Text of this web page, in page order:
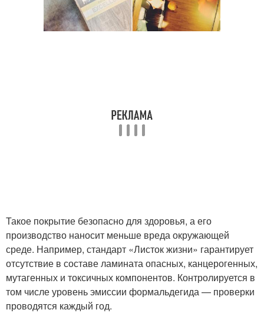
Такое покрытие безопасно для здоровья, а его
производство наносит меньше вреда окружающей
среде. Например, стандарт «Листок жизни» гарантирует
отсутствие в составе ламината опасных, канцерогенных,
мутагенных и токсичных компонентов. Контролируется в
том числе уровень эмиссии формальдегида — проверки
проводятся каждый год.